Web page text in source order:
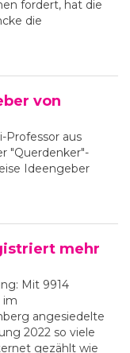
fordert, hat die
die
von
Professor aus
"Querdenker"-
Ideengeber
mehr
Mit 9914
im
angesiedelte
2022 so viele
gezählt wie